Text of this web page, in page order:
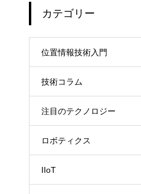
カテゴリー
位置情報技術入門
技術コラム
注目のテクノロジー
ロボティクス
IIoT